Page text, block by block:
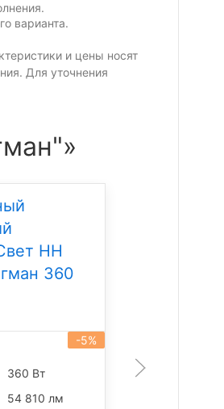
варианта.
и цены носят
Для уточнения
НН
360
-5%
360 Вт
54 810 лм